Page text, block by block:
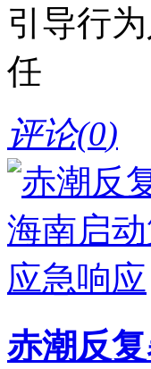
引导行
任
评论(0)
赤潮反